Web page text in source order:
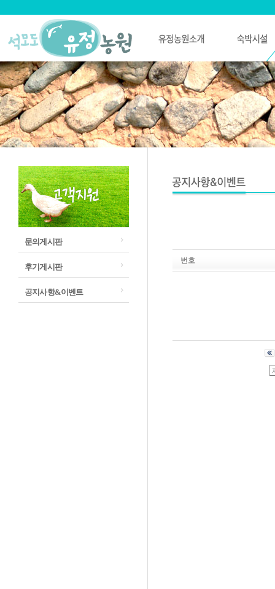
문의게시판
후기게시판
공지사항&이벤트
번호